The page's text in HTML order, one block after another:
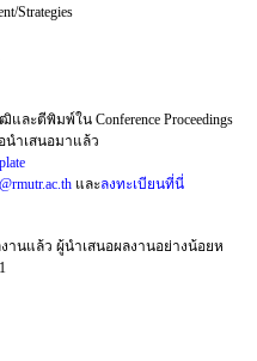
Strategies
ตีพิมพ์ใน Conference Proceedings
ำเสนอมาแล้ว
และลงทะเบียนที่นี่
านแล้ว ผู้นำเสนอผลงานอย่างน้อยห